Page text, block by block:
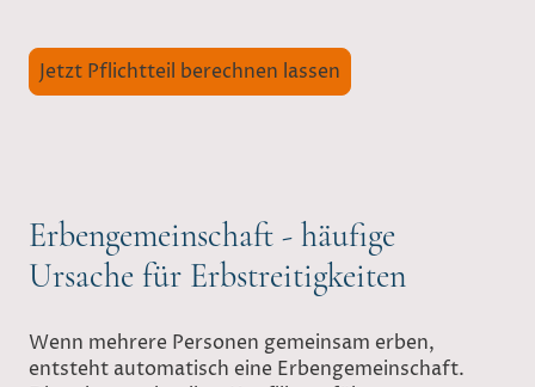
Jetzt Pflichtteil berechnen lassen
Erbengemeinschaft - häufige
Ursache für Erbstreitigkeiten
Wenn mehrere Personen gemeinsam erben,
entsteht automatisch eine Erbengemeinschaft.